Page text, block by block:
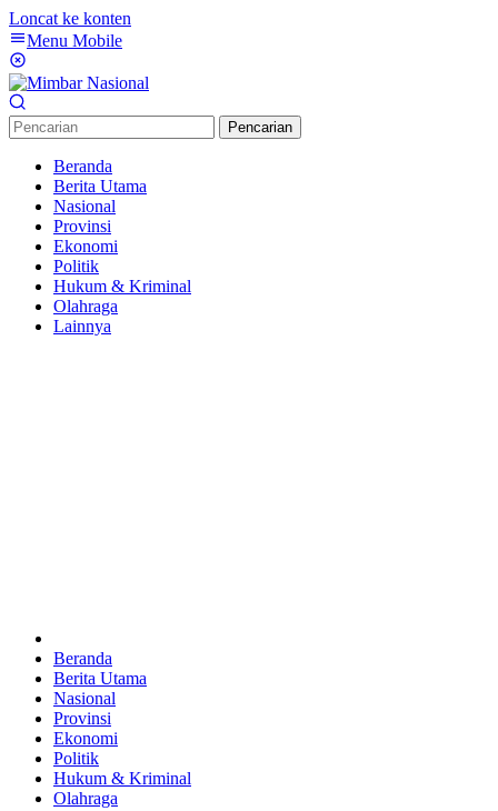
Loncat ke konten
Menu Mobile
Pencarian
Beranda
Berita Utama
Nasional
Provinsi
Ekonomi
Politik
Hukum & Kriminal
Olahraga
Lainnya
Beranda
Berita Utama
Nasional
Provinsi
Ekonomi
Politik
Hukum & Kriminal
Olahraga